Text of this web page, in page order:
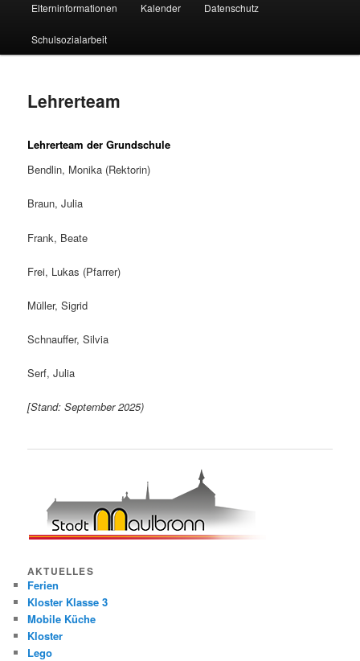
Elterninformationen Kalender Datenschutz
Schulsozialarbeit
Lehrerteam
Lehrerteam der Grundschule
Bendlin, Monika (Rektorin)
Braun, Julia
Frank, Beate
Frei, Lukas (Pfarrer)
Müller, Sigrid
Schnauffer, Silvia
Serf, Julia
[Stand: September 2025)
AKTUELLES
Ferien
Kloster Klasse 3
Mobile Küche
Kloster
Lego